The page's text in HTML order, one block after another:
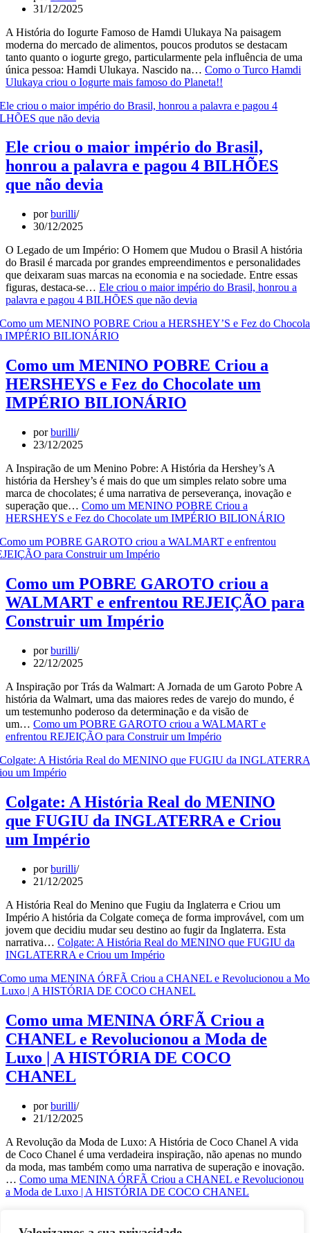
31/12/2025
A História do Iogurte Famoso de Hamdi Ulukaya Na paisagem
moderna do mercado de alimentos, poucos produtos se destacam
tanto quanto o iogurte grego, particularmente pela influência de uma
única pessoa: Hamdi Ulukaya. Nascido na… Como o Turco Hamdi
Ulukaya criou o Iogurte mais famoso do Planeta!!
Ele criou o maior império do Brasil,
honrou a palavra e pagou 4 BILHÕES
que não devia
porburilli
30/12/2025
O Legado de um Império: O Homem que Mudou o Brasil A história
do Brasil é marcada por grandes empreendimentos e personalidades
que deixaram suas marcas na economia e na sociedade. Entre essas
figuras, destaca-se… Ele criou o maior império do Brasil, honrou a
palavra e pagou 4 BILHÕES que não devia
Como um MENINO POBRE Criou a
HERSHEYS e Fez do Chocolate um
IMPÉRIO BILIONÁRIO
porburilli
23/12/2025
A Inspiração de um Menino Pobre: A História da Hershey’s A
história da Hershey’s é mais do que um simples relato sobre uma
marca de chocolates; é uma narrativa de perseverança, inovação e
superação que… Como um MENINO POBRE Criou a
HERSHEYS e Fez do Chocolate um IMPÉRIO BILIONÁRIO
Como um POBRE GAROTO criou a
WALMART e enfrentou REJEIÇÃO para
Construir um Império
porburilli
22/12/2025
A Inspiração por Trás da Walmart: A Jornada de um Garoto Pobre A
história da Walmart, uma das maiores redes de varejo do mundo, é
um testemunho poderoso da determinação e da visão de
um… Como um POBRE GAROTO criou a WALMART e
enfrentou REJEIÇÃO para Construir um Império
Colgate: A História Real do MENINO
que FUGIU da INGLATERRA e Criou
um Império
porburilli
21/12/2025
A História Real do Menino que Fugiu da Inglaterra e Criou um
Império A história da Colgate começa de forma improvável, com um
jovem que decidiu mudar seu destino ao fugir da Inglaterra. Esta
narrativa… Colgate: A História Real do MENINO que FUGIU da
INGLATERRA e Criou um Império
Como uma MENINA ÓRFÃ Criou a
CHANEL e Revolucionou a Moda de
Luxo | A HISTÓRIA DE COCO
CHANEL
porburilli
21/12/2025
A Revolução da Moda de Luxo: A História de Coco Chanel A vida
de Coco Chanel é uma verdadeira inspiração, não apenas no mundo
da moda, mas também como uma narrativa de superação e inovação.
… Como uma MENINA ÓRFÃ Criou a CHANEL e Revolucionou
a Moda de Luxo | A HISTÓRIA DE COCO CHANEL
2